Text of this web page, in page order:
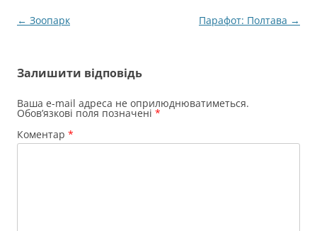
Навігація
← Зоопарк Парафот: Полтава →
Залишити відповідь
Ваша e-mail адреса не оприлюднюватиметься.
Обов’язкові поля позначені *
Коментар *